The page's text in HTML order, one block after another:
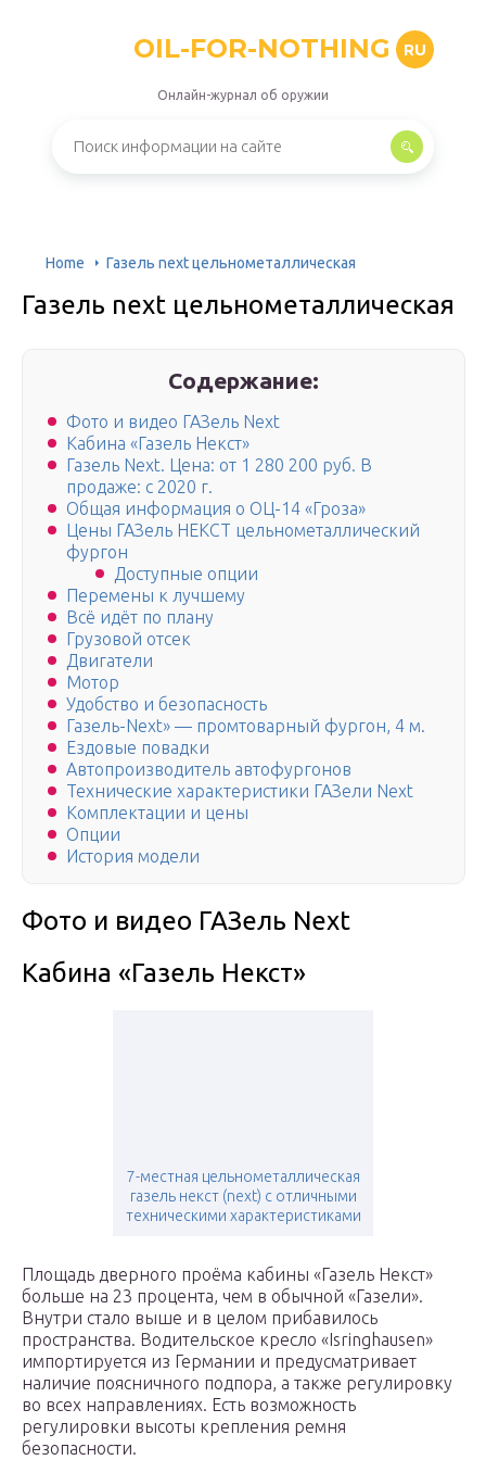
OIL-FOR-NOTHING RU
Онлайн-журнал об оружии
Home Газель next цельнометаллическая
Газель next цельнометаллическая
Содержание:
Фото и видео ГАЗель Next
Кабина «Газель Некст»
Газель Next. Цена: от 1 280 200 руб. В
продаже: c 2020 г.
Общая информация о ОЦ-14 «Гроза»
Цены ГАЗель НЕКСТ цельнометаллический
фургон
Доступные опции
Перемены к лучшему
Всё идёт по плану
Грузовой отсек
Двигатели
Мотор
Удобство и безопасность
Газель-Next» — промтоварный фургон, 4 м.
Ездовые повадки
Автопроизводитель автофургонов
Технические характеристики ГАЗели Next
Комплектации и цены
Опции
История модели
Фото и видео ГАЗель Next
Кабина «Газель Некст»
7-местная цельнометаллическая
газель некст (next) с отличными
техническими характеристиками
Площадь дверного проёма кабины «Газель Некст»
больше на 23 процента, чем в обычной «Газели».
Внутри стало выше и в целом прибавилось
пространства. Водительское кресло «Isringhausen»
импортируется из Германии и предусматривает
наличие поясничного подпора, а также регулировку
во всех направлениях. Есть возможность
регулировки высоты крепления ремня
безопасности.